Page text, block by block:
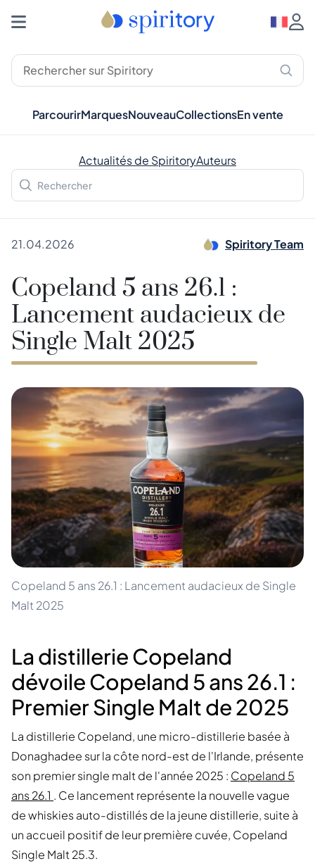
ParcourirMarquesNouveauCollectionsEn vente
Actualités de SpiritoryAuteurs
21.04.2026 Spiritory Team
Copeland 5 ans 26.1 :
Lancement audacieux de
Single Malt 2025
Copeland 5 ans 26.1 : Lancement audacieux de Single
Malt 2025
La distillerie Copeland
dévoile Copeland 5 ans 26.1 :
Premier Single Malt de 2025
La distillerie Copeland, une micro-distillerie basée à
Donaghadee sur la côte nord-est de l'Irlande, présente
son premier single malt de l'année 2025 : Copeland 5
ans 26.1 . Ce lancement représente la nouvelle vague
de whiskies auto-distillés de la jeune distillerie, suite à
un accueil positif de leur première cuvée, Copeland
Single Malt 25.3.